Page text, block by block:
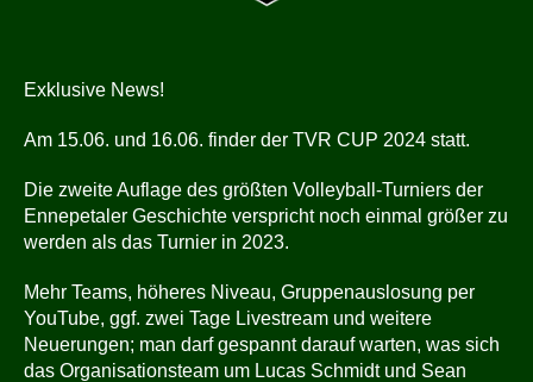
Exklusive News!
Am 15.06. und 16.06. finder der TVR CUP 2024 statt.
Die zweite Auflage des größten Volleyball-Turniers der
Ennepetaler Geschichte verspricht noch einmal größer zu
werden als das Turnier in 2023.
Mehr Teams, höheres Niveau, Gruppenauslosung per
YouTube, ggf. zwei Tage Livestream und weitere
Neuerungen; man darf gespannt darauf warten, was sich
das Organisationsteam um Lucas Schmidt und Sean